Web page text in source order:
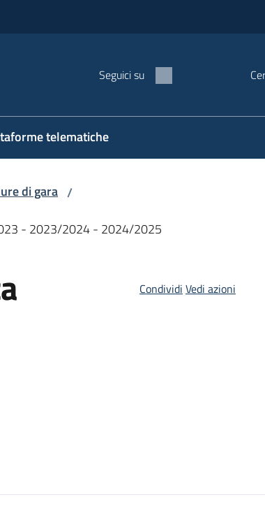
Seguici su
telematiche
di gara /
- 2023/2024 - 2024/2025
Condividi Vedi azioni